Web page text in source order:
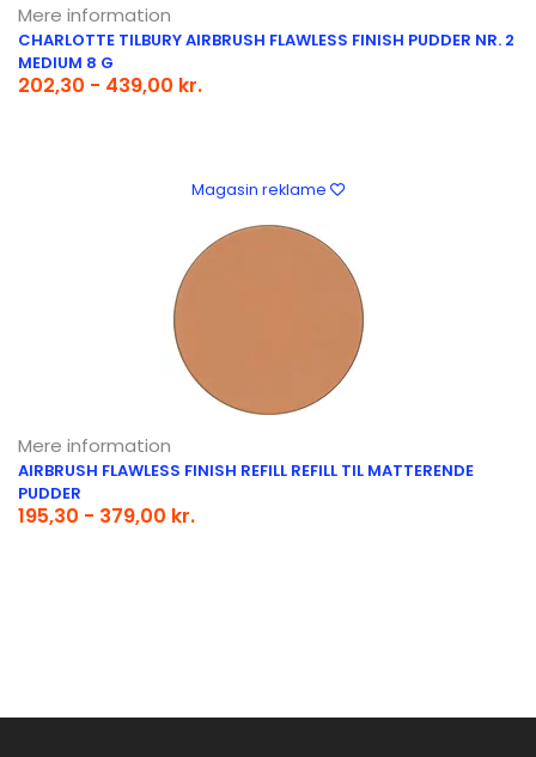
Mere information
CHARLOTTE TILBURY AIRBRUSH FLAWLESS FINISH PUDDER NR. 2
MEDIUM 8 G
202,30 - 439,00 kr.
Magasin reklame
Mere information
AIRBRUSH FLAWLESS FINISH REFILL REFILL TIL MATTERENDE
PUDDER
195,30 - 379,00 kr.